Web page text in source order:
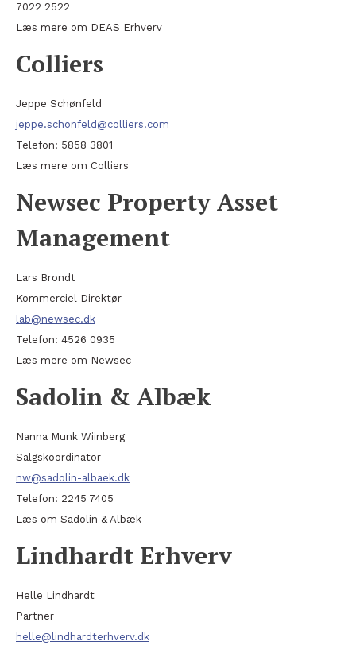
7022 2522
Læs mere om DEAS Erhverv
Colliers
Jeppe Schønfeld
jeppe.schonfeld@colliers.com
Telefon: 5858 3801
Læs mere om Colliers
Newsec Property Asset
Management
Lars Brondt
Kommerciel Direktør
lab@newsec.dk
Telefon: 4526 0935
Læs mere om Newsec
Sadolin & Albæk
Nanna Munk Wiinberg
Salgskoordinator
nw@sadolin-albaek.dk
Telefon: 2245 7405
Læs om Sadolin & Albæk
Lindhardt Erhverv
Helle Lindhardt
Partner
helle@lindhardterhverv.dk